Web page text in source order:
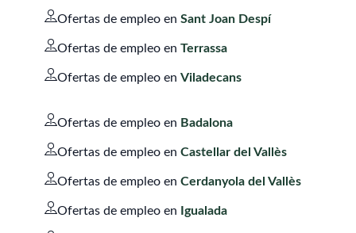
Ofertas de empleo en Sant Joan Despí
Ofertas de empleo en Terrassa
Ofertas de empleo en Viladecans
Ofertas de empleo en Badalona
Ofertas de empleo en Castellar del Vallès
Ofertas de empleo en Cerdanyola del Vallès
Ofertas de empleo en Igualada